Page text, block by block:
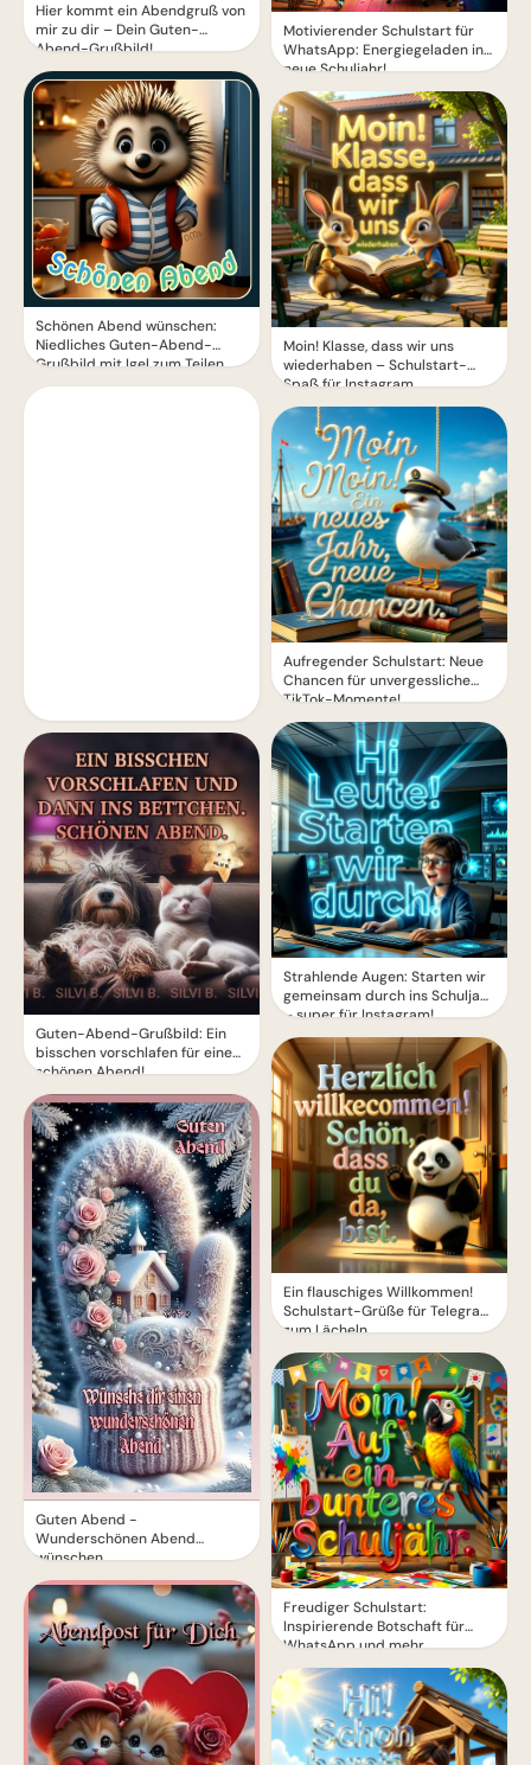
Hier kommt ein Abendgruß von
mir zu dir – Dein Guten-
Abend-Grußbild!
Schönen Abend wünschen:
Niedliches Guten-Abend-
Grußbild mit Igel zum Teilen
Guten-Abend-Grußbild: Ein
bisschen vorschlafen für einen
schönen Abend!
Guten Abend -
Wunderschönen Abend
wünschen
Motivierender Schulstart für
WhatsApp: Energiegeladen ins
neue Schuljahr!
Moin! Klasse, dass wir uns
wiederhaben – Schulstart-
Spaß für Instagram
Aufregender Schulstart: Neue
Chancen für unvergessliche
TikTok-Momente!
Strahlende Augen: Starten wir
gemeinsam durch ins Schuljahr
– super für Instagram!
Ein flauschiges Willkommen!
Schulstart-Grüße für Telegram
zum Lächeln
Freudiger Schulstart:
Inspirierende Botschaft für
WhatsApp und mehr